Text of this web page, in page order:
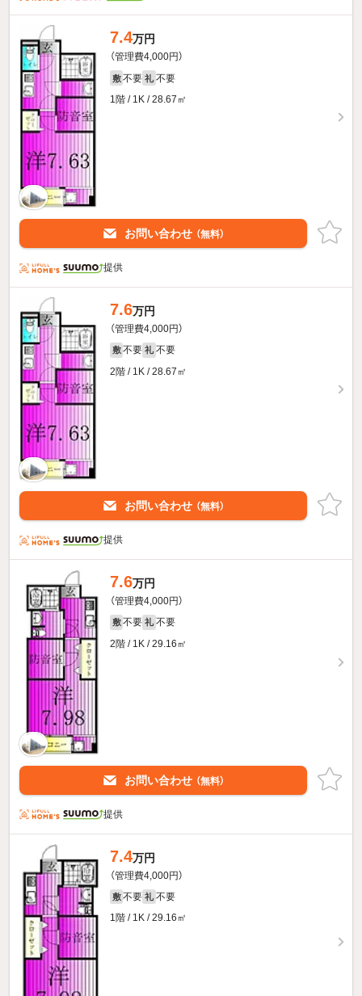
7.4万円
（管理費4,000円）
敷 不要 礼 不要
1階 / 1K / 28.67㎡
お問い合わせ （無料）
提供
7.6万円
（管理費4,000円）
敷 不要 礼 不要
2階 / 1K / 28.67㎡
お問い合わせ （無料）
提供
7.6万円
（管理費4,000円）
敷 不要 礼 不要
2階 / 1K / 29.16㎡
お問い合わせ （無料）
提供
7.4万円
（管理費4,000円）
敷 不要 礼 不要
1階 / 1K / 29.16㎡